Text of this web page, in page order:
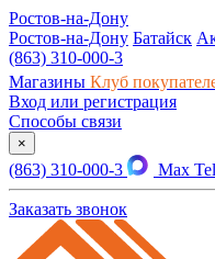
Ростов-на-Дону
Ростов-на-Дону Батайск
(863) 310-000-3
Магазины Клуб
Вход или регистрация
Способы связи
×
(863) 310-000-3 Max
Заказать звонок